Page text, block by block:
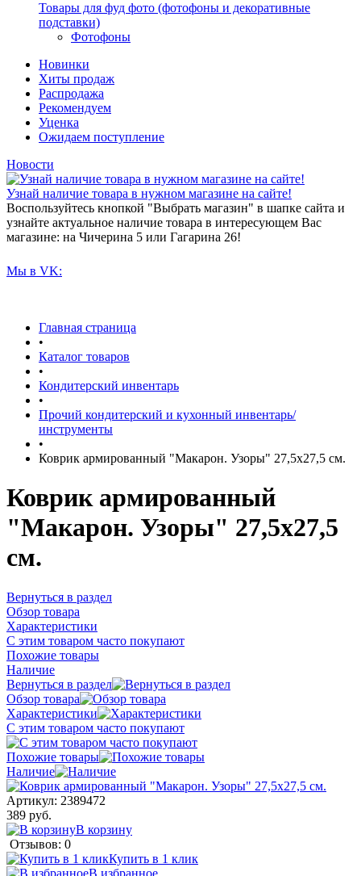
Товары для фуд фото (фотофоны и декоративные
подставки)
Фотофоны
Новинки
Хиты продаж
Распродажа
Рекомендуем
Уценка
Ожидаем поступление
Новости
Узнай наличие товара в нужном магазине на сайте!
Воспользуйтесь кнопкой "Выбрать магазин" в шапке сайта и
узнайте актуальное наличие товара в интересующем Вас
магазине: на Чичерина 5 или Гагарина 26!
Мы в VK:
Главная страница
•
Каталог товаров
•
Кондитерский инвентарь
•
Прочий кондитерский и кухонный инвентарь/
инструменты
•
Коврик армированный "Макарон. Узоры" 27,5х27,5 см.
Коврик армированный
"Макарон. Узоры" 27,5х27,5
см.
Вернуться в раздел
Обзор товара
Характеристики
С этим товаром часто покупают
Похожие товары
Наличие
Вернуться в раздел
Обзор товара
Характеристики
С этим товаром часто покупают
Похожие товары
Наличие
Артикул: 2389472
389 руб.
В корзину
Отзывов: 0
Купить в 1 клик
В избранное